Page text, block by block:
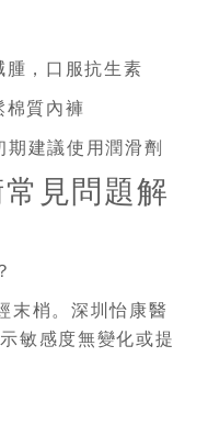
腫，口服抗生素
棉質內褲
期建議使用潤滑劑
見問題解
末梢。深圳怡康醫
敏感度無變化或提